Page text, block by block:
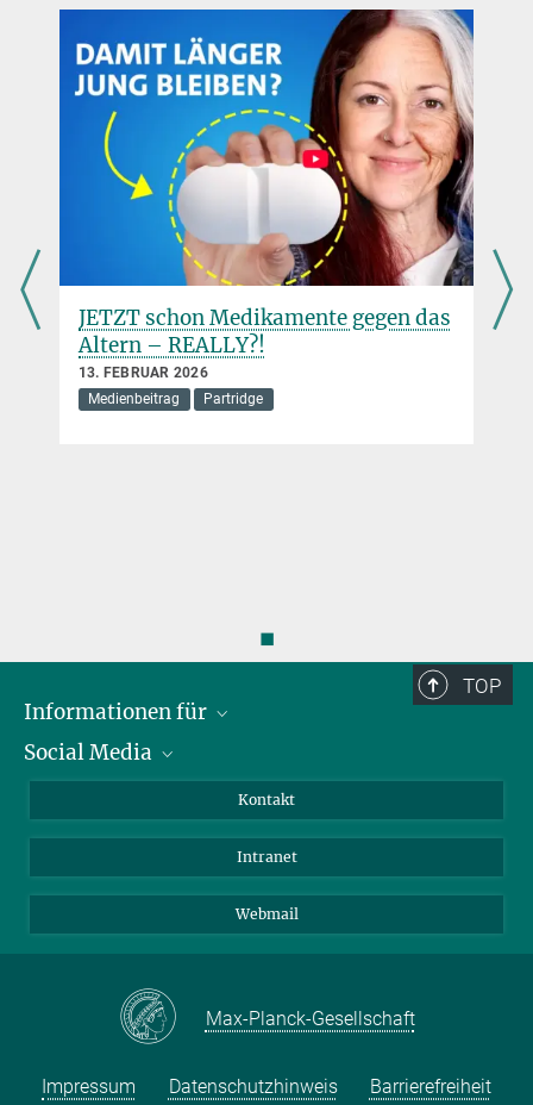
JETZT schon Medikamente gegen das
Altern – REALLY?!
13. FEBRUAR 2026
Medienbeitrag
Partridge
◼
TOP
Informationen für
Bewerbende
Journalist:innen
Social Media
Bluesky
YouTube
Kontakt
Intranet
Webmail
Max-Planck-Gesellschaft
Impressum Datenschutzhinweis Barrierefreiheit